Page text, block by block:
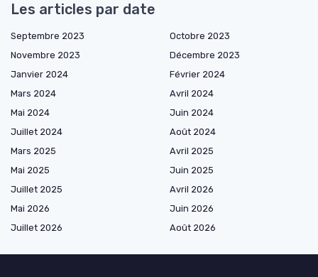
Les articles par date
Septembre 2023
Octobre 2023
Novembre 2023
Décembre 2023
Janvier 2024
Février 2024
Mars 2024
Avril 2024
Mai 2024
Juin 2024
Juillet 2024
Août 2024
Mars 2025
Avril 2025
Mai 2025
Juin 2025
Juillet 2025
Avril 2026
Mai 2026
Juin 2026
Juillet 2026
Août 2026